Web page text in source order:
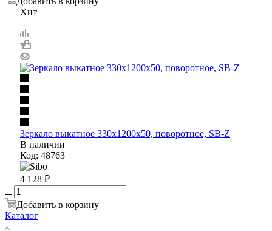
Хит
Зеркало выкатное 330x1200x50, поворотное, SB-Z
В наличии
Код: 48763
4 128 ₽
Добавить в корзину
Каталог